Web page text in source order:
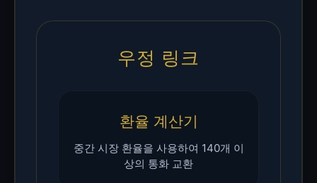
우정 링크
환율 계산기
중간 시장 환율을 사용하여 140개 이
상의 통화 교환